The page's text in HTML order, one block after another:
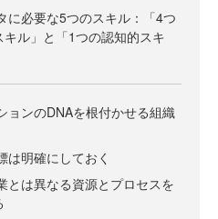
に必要な5つのスキル：「4つ
キル」と「1つの認知的スキ
ョンのDNAを根付かせる組織
は明確にしておく
とは異なる資源とプロセスを